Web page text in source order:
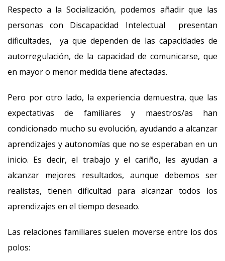
Respecto a la Socialización, podemos añadir que las
personas con Discapacidad Intelectual presentan
dificultades, ya que dependen de las capacidades de
autorregulación, de la capacidad de comunicarse, que
en mayor o menor medida tiene afectadas.
Pero por otro lado, la experiencia demuestra, que las
expectativas de familiares y maestros/as han
condicionado mucho su evolución, ayudando a alcanzar
aprendizajes y autonomías que no se esperaban en un
inicio. Es decir, el trabajo y el cariño, les ayudan a
alcanzar mejores resultados, aunque debemos ser
realistas, tienen dificultad para alcanzar todos los
aprendizajes en el tiempo deseado.
Las relaciones familiares suelen moverse entre los dos
polos: